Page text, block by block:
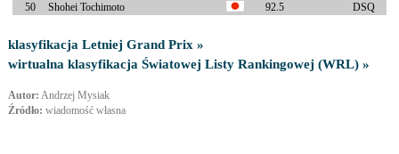
50
Shohei Tochimoto 92.5 DSQ
klasyfikacja Letniej Grand Prix »
wirtualna klasyfikacja Światowej Listy Rankingowej (WRL) »
Autor: Andrzej Mysiak
Źródło: wiadomość własna